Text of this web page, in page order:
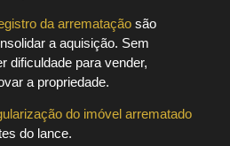
da arrematação são
a aquisição. Sem
dificuldade para vender,
a propriedade.
do imóvel arrematado
do lance.